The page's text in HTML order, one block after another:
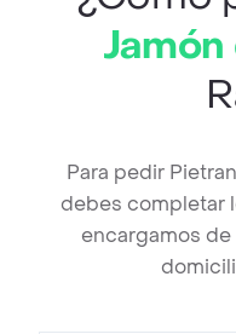
Para pedir
debes completar
encargamos